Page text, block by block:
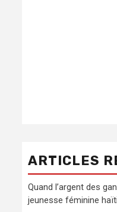
ARTICLES
Quand l’argent des
jeunesse féminine